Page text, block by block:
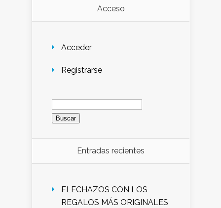
Acceso
Acceder
Registrarse
Buscar:
Entradas recientes
FLECHAZOS CON LOS
REGALOS MÁS ORIGINALES